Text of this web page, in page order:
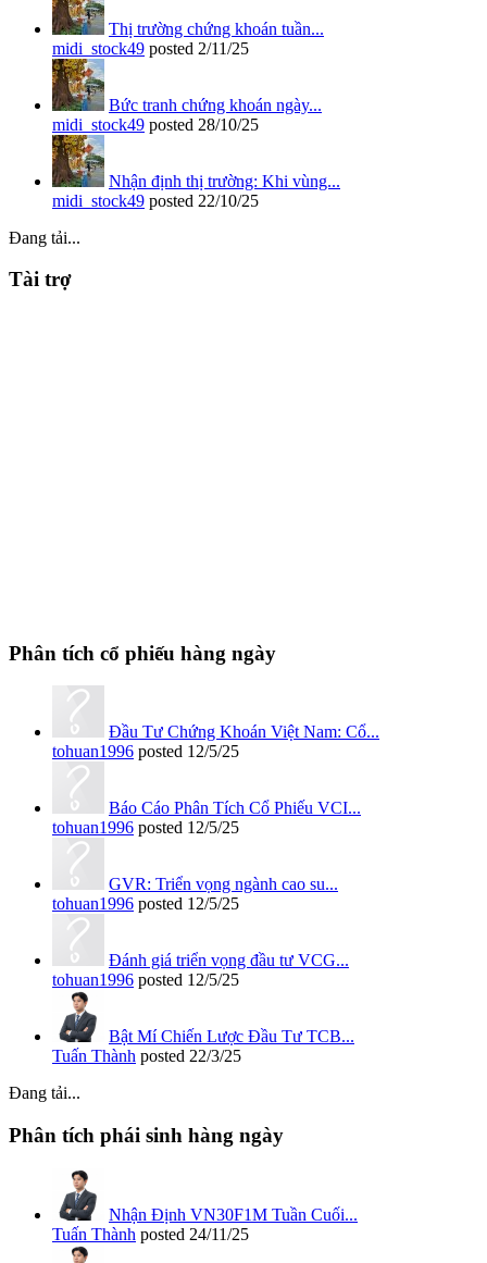
Thị trường chứng khoán tuần...
midi_stock49 posted 2/11/25
Bức tranh chứng khoán ngày...
midi_stock49 posted 28/10/25
Nhận định thị trường: Khi vùng...
midi_stock49 posted 22/10/25
Đang tải...
Tài trợ
Phân tích cổ phiếu hàng ngày
Đầu Tư Chứng Khoán Việt Nam: Cổ...
tohuan1996 posted 12/5/25
Báo Cáo Phân Tích Cổ Phiếu VCI...
tohuan1996 posted 12/5/25
GVR: Triển vọng ngành cao su...
tohuan1996 posted 12/5/25
Đánh giá triển vọng đầu tư VCG...
tohuan1996 posted 12/5/25
Bật Mí Chiến Lược Đầu Tư TCB...
Tuấn Thành posted 22/3/25
Đang tải...
Phân tích phái sinh hàng ngày
Nhận Định VN30F1M Tuần Cuối...
Tuấn Thành posted 24/11/25